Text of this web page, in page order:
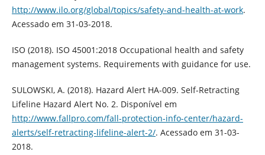
http://www.ilo.org/global/topics/safety-and-health-at-work.
Acessado em 31-03-2018.
ISO (2018). ISO 45001:2018 Occupational health and safety
management systems. Requirements with guidance for use.
SULOWSKI, A. (2018). Hazard Alert HA-009. Self-Retracting
Lifeline Hazard Alert No. 2. Disponível em
http://www.fallpro.com/fall-protection-info-center/hazard-
alerts/self-retracting-lifeline-alert-2/. Acessado em 31-03-
2018.